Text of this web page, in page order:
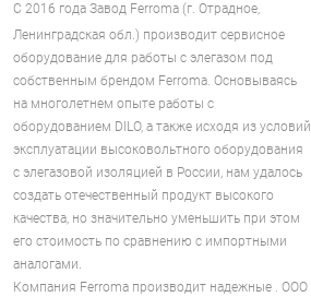
С 2016 года Завод Ferroma (г. Отрадное,
Ленинградская обл.) производит сервисное
оборудование для работы с элегазом под
собственным брендом Ferroma. Основываясь
на многолетнем опыте работы с
оборудованием DILO, а также исходя из условий
эксплуатации высоковольтного оборудования
с элегазовой изоляцией в России, нам удалось
создать отечественный продукт высокого
качества, но значительно уменьшить при этом
его стоимость по сравнению с импортными
аналогами.
Компания Ferroma производит надежные . ООО